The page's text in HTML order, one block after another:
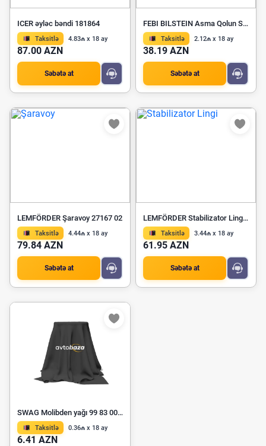
ICER əyləc bəndi 181864
Taksitlə 4.83₼ x 18 ay
87.00 AZN
Səbətə at
FEBI BILSTEIN Asma Qolun Susdurucu Bloku 47676
Taksitlə 2.12₼ x 18 ay
38.19 AZN
Səbətə at
LEMFÖRDER Şaravoy 27167 02
Taksitlə 4.44₼ x 18 ay
79.84 AZN
Səbətə at
LEMFÖRDER Stabilizator Lingi 37357 01
Taksitlə 3.44₼ x 18 ay
61.95 AZN
Səbətə at
SWAG Molibden yağı 99 83 0001
Taksitlə 0.36₼ x 18 ay
6.41 AZN